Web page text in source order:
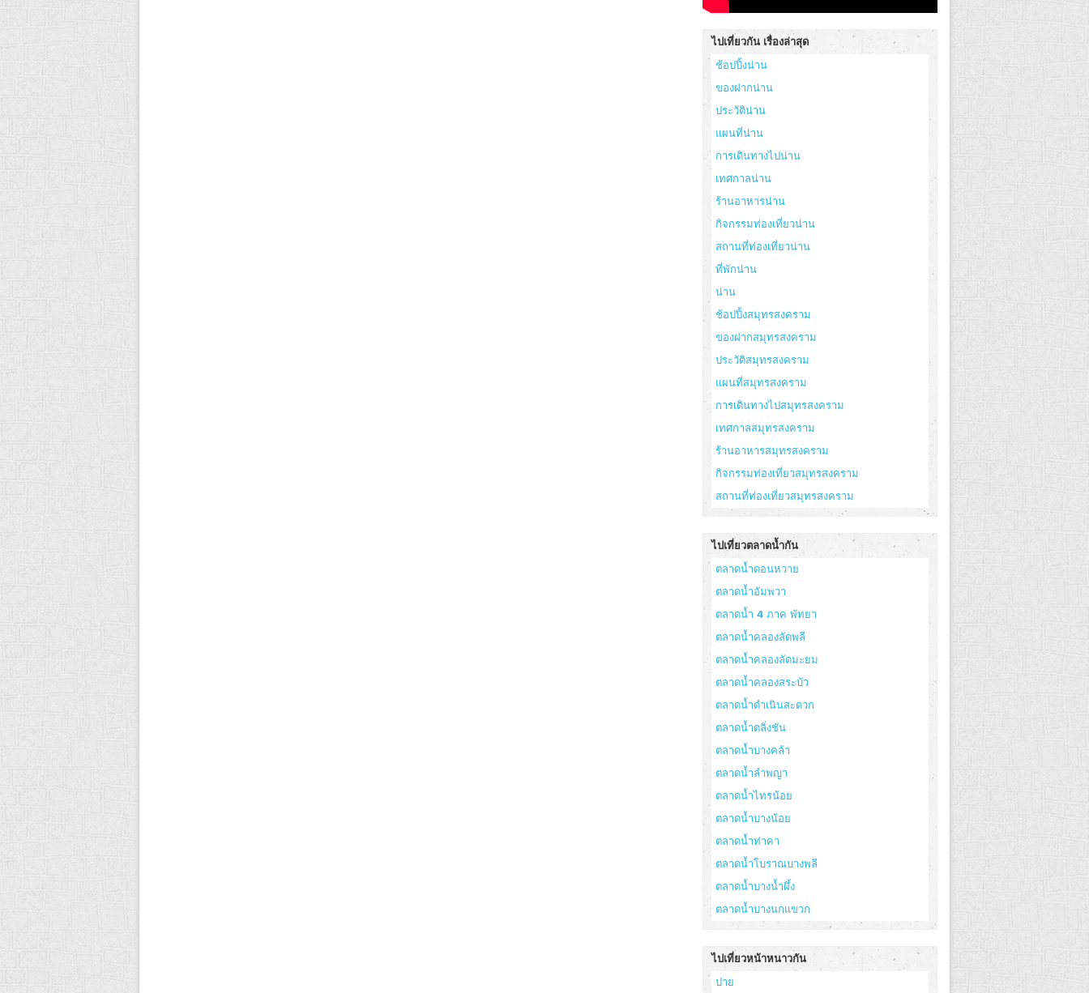
ไปเที่ยวกัน เรื่องล่าสุด
ช้อปปิ้งน่าน
ของฝากน่าน
ประวัติน่าน
แผนที่น่าน
การเดินทางไปน่าน
เทศกาลน่าน
ร้านอาหารน่าน
กิจกรรมท่องเที่ยวน่าน
สถานที่ท่องเที่ยวน่าน
ที่พักน่าน
น่าน
ช้อปปิ้งสมุทรสงคราม
ของฝากสมุทรสงคราม
ประวัติสมุทรสงคราม
แผนที่สมุทรสงคราม
การเดินทางไปสมุทรสงคราม
เทศกาลสมุทรสงคราม
ร้านอาหารสมุทรสงคราม
กิจกรรมท่องเที่ยวสมุทรสงคราม
สถานที่ท่องเที่ยวสมุทรสงคราม
ไปเที่ยวตลาดน้ำกัน
ตลาดน้ำดอนหวาย
ตลาดน้ำอัมพวา
ตลาดน้ำ 4 ภาค พัทยา
ตลาดน้ำคลองลัดพลี
ตลาดน้ำคลองลัดมะยม
ตลาดน้ำคลองสระบัว
ตลาดน้ำดำเนินสะดวก
ตลาดน้ำตลิ่งชัน
ตลาดน้ำบางคล้า
ตลาดน้ำลำพญา
ตลาดน้ำไทรน้อย
ตลาดน้ำบางน้อย
ตลาดน้ำท่าคา
ตลาดน้ำโบราณบางพลี
ตลาดน้ำบางน้ำผึ้ง
ตลาดน้ำบางนกแขวก
ไปเที่ยวหน้าหนาวกัน
ปาย